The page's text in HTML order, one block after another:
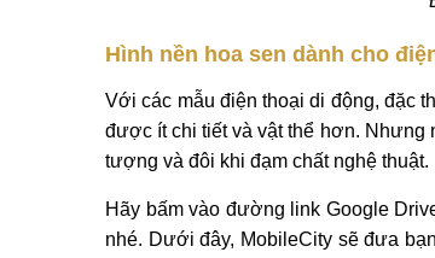
Hình nền hoa sen dành cho
Với các mẫu điện thoại di động, đặc
được ít chi tiết và vật thể hơn. Nhưng
tượng và đôi khi đạm chất nghệ thuật.
Hãy bấm vào đường link Google
nhé. Dưới đây, MobileCity sẽ đưa